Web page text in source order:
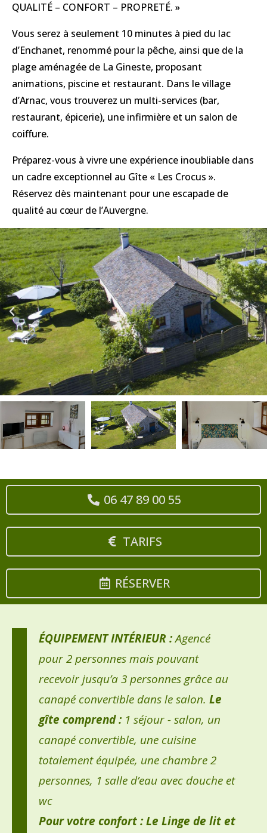
QUALITÉ – CONFORT – PROPRETÉ. »
Vous serez à seulement 10 minutes à pied du lac
d’Enchanet, renommé pour la pêche, ainsi que de la
plage aménagée de La Gineste, proposant
animations, piscine et restaurant. Dans le village
d’Arnac, vous trouverez un multi-services (bar,
restaurant, épicerie), une infirmière et un salon de
coiffure.
Préparez-vous à vivre une expérience inoubliable dans
un cadre exceptionnel au Gîte « Les Crocus ».
Réservez dès maintenant pour une escapade de
qualité au cœur de l’Auvergne.
06 47 89 00 55
TARIFS
RÉSERVER
ÉQUIPEMENT INTÉRIEUR :Agencé
pour 2 personnes mais pouvant
recevoir jusqu’a 3 personnes grâce au
canapé convertible dans le salon. Le
gîte comprend :1 séjour - salon, un
canapé convertible, une cuisine
totalement équipée, une chambre 2
personnes, 1 salle d’eau avec douche et
wc
Pour votre confort : Le Linge de lit et